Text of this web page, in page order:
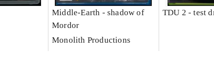
Middle-Earth - shadow of
Mordor
Monolith Productions
TDU 2 - test